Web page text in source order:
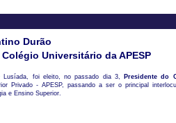
Durão
Universitário da APESP
Lusíada, foi eleito, no passado dia 3,
Presidente do
Privado - APESP, passando a ser o principal
e Ensino Superior.